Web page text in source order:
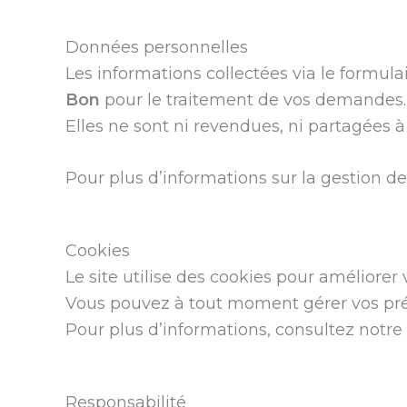
Données personnelles
Les informations collectées via le
Bon pour le traitement de vos demandes.
Elles ne sont ni revendues, ni partagées
Pour plus d’informations sur la gestion
Cookies
Le site utilise des cookies pour
Vous pouvez à tout moment gérer vos
Pour plus d’informations, consultez notre
Responsabilité